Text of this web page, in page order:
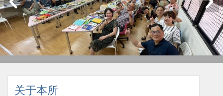
关于本所